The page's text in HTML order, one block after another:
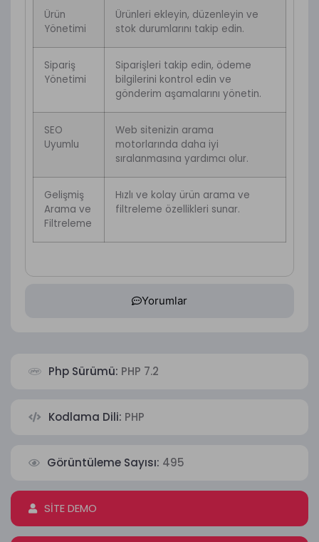
Yorumlar
Ürün
Yönetimi
Ürünleri ekleyin, düzenleyin ve
stok durumlarını takip edin.
Sipariş
Yönetimi
Siparişleri takip edin, ödeme
bilgilerini kontrol edin ve
gönderim aşamalarını yönetin.
SEO
Uyumlu
Web sitenizin arama
motorlarında daha iyi
sıralanmasına yardımcı olur.
Gelişmiş
Arama ve
Filtreleme
Hızlı ve kolay ürün arama ve
filtreleme özellikleri sunar.
Php Sürümü: PHP 7.2
Kodlama Dili: PHP
Görüntüleme Sayısı: 495
SİTE DEMO